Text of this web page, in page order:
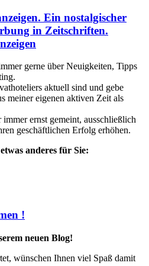
Ein nostalgischer
in Zeitschriften.
gerne über Neuigkeiten, Tipps
aktuell sind und gebe
meiner eigenen aktiven Zeit als
ernst gemeint, ausschließlich
geschäftlichen Erfolg erhöhen.
anderes für Sie:
!
neuen Blog!
wünschen Ihnen viel Spaß damit